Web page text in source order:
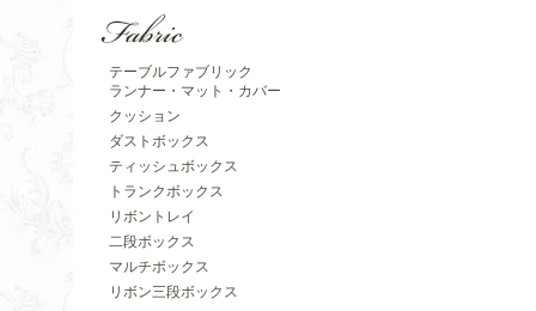
テーブルファブリック
ランナー・マット・カバー
クッション
ダストボックス
ティッシュボックス
トランクボックス
リボントレイ
二段ボックス
マルチボックス
リボン三段ボックス